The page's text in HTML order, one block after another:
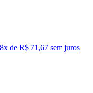
8x de R$ 71,67 sem juros